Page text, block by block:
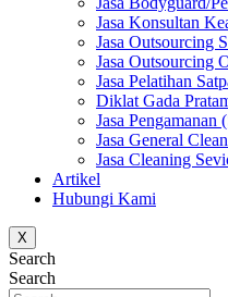
Jasa Konsultan
Jasa Outsourcing
Jasa Outsourcing
Jasa Pelatihan
Diklat Gada
Jasa Pengamanan
Jasa General
Jasa Cleaning
Artikel
Hubungi Kami
X
Search
Search